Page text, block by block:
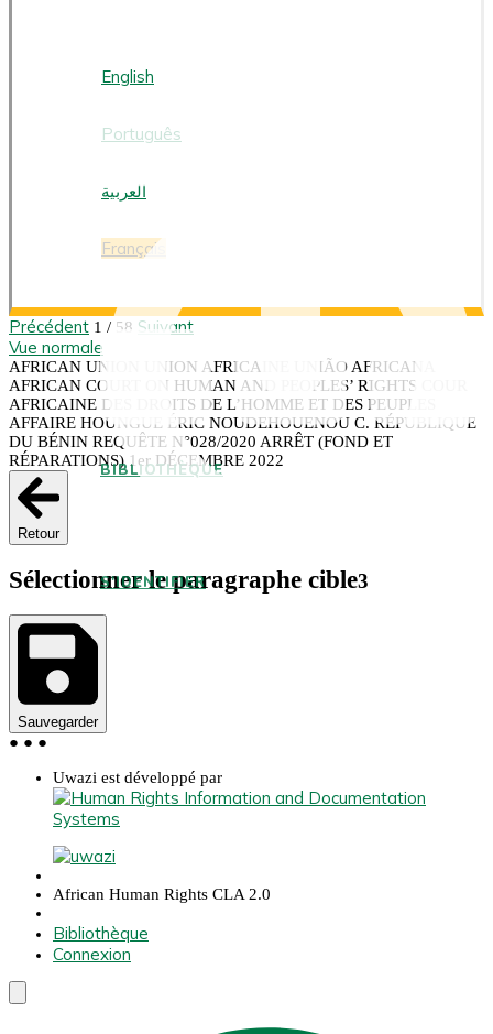
English
Português
العربية
Français
BIBLIOTHÈQUE
S'IDENTIFIER
Précédent 1 / 58 Suivant
Vue normale
AFRICAN UNION UNION AFRICAINE UNIÃO AFRICANA
AFRICAN COURT ON HUMAN AND PEOPLES’ RIGHTS COUR
AFRICAINE DES DROITS DE L’HOMME ET DES PEUPLES
AFFAIRE HOUNGUE ÉRIC NOUDEHOUENOU C. RÉPUBLIQUE
DU BÉNIN REQUÊTE N°028/2020 ARRÊT (FOND ET
RÉPARATIONS) 1er DÉCEMBRE 2022
Retour
Sélectionner le paragraphe cible3
Sauvegarder
● ● ●
Uwazi est développé par
African Human Rights CLA 2.0
Bibliothèque
Connexion